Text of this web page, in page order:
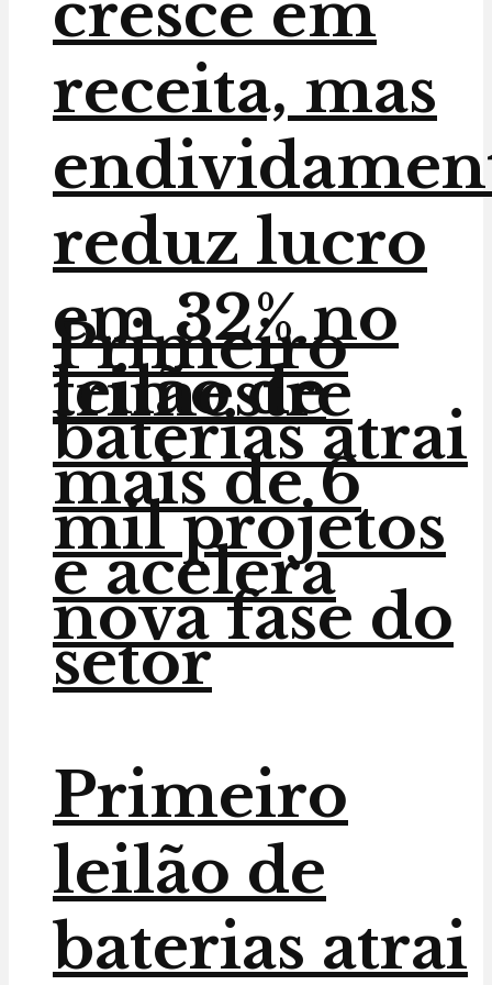
Primeiro
leilão de
baterias atrai
mais de 6
mil projetos
e acelera
nova fase do
setor
receita, mas
reduz lucro
em 32% no
trimestre
Primeiro
leilão de
baterias atrai